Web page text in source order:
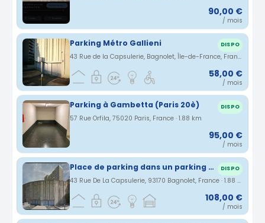
90,00 €
/ mois
Parking Métro Gallieni DISPO
43 Rue de la Capsulerie, Bagnolet, Île-de-France, France · 1.87 km
58,00 €
/ mois
Parking à Gambetta (Paris 20è) DISPO
57 Rue Orfila, 75020 Paris, France · 1.88 km
95,00 €
/ mois
Place de parking dans un parking couvert et sécurisé DISPO
43 Rue De La Capsulerie, 93170 Bagnolet, France · 1.88 km
108,00 €
/ mois